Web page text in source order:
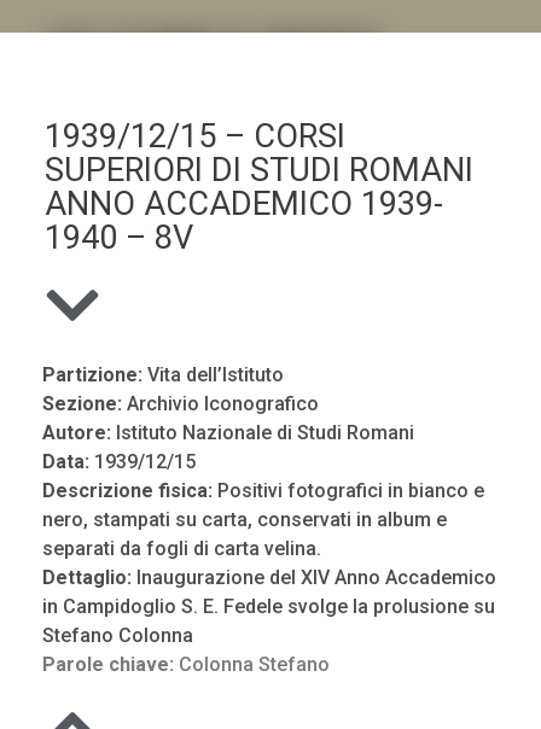
1939/12/15 – CORSI
SUPERIORI DI STUDI ROMANI
ANNO ACCADEMICO 1939-
1940 – 8V
Partizione: Vita dell’Istituto
Sezione: Archivio Iconografico
Autore: Istituto Nazionale di Studi Romani
Data: 1939/12/15
Descrizione fisica: Positivi fotografici in bianco e
nero, stampati su carta, conservati in album e
separati da fogli di carta velina.
Dettaglio: Inaugurazione del XIV Anno Accademico
in Campidoglio S. E. Fedele svolge la prolusione su
Stefano Colonna
Parole chiave: Colonna Stefano